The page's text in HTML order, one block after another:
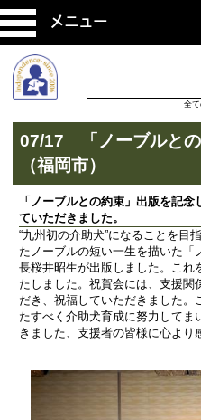
メニュー
全
07/17 「ノーブルと
（福岡市）
「ノーブルとの約束」出版を記
ていただきました。
“九州初の介助犬”になることを目
たノーブルの短い一生を描いた
長桜井昭生が出版しました。これ
たしました。祝賀会には、支援関
だき、祝福していただきました
たすべく介助犬育成に努力して
きました、支援者の皆様に心より